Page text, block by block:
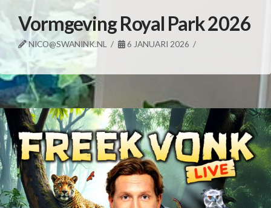
Vormgeving Royal Park 2026
NICO@SWANINK.NL 6 JANUARI 2026